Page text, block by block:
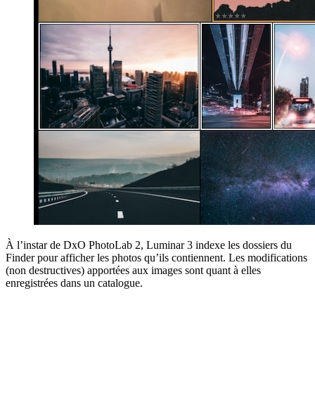
À l’instar de DxO PhotoLab 2, Luminar 3 indexe les dossiers du
Finder pour afficher les photos qu’ils contiennent. Les modifications
(non destructives) apportées aux images sont quant à elles
enregistrées dans un catalogue.